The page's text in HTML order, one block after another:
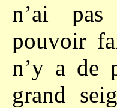
n’ai
pouvoir
n’y a de
grand